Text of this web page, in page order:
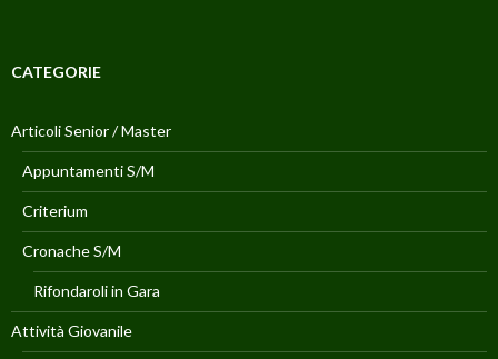
CATEGORIE
Articoli Senior / Master
Appuntamenti S/M
Criterium
Cronache S/M
Rifondaroli in Gara
Attività Giovanile